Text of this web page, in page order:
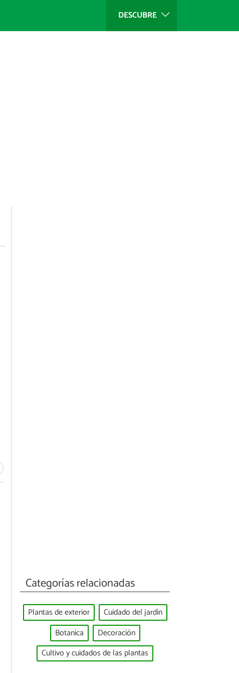
DESCUBRE
Categorías relacionadas
Plantas de exterior
Cuidado del jardín
Botanica
Decoración
Cultivo y cuidados de las plantas